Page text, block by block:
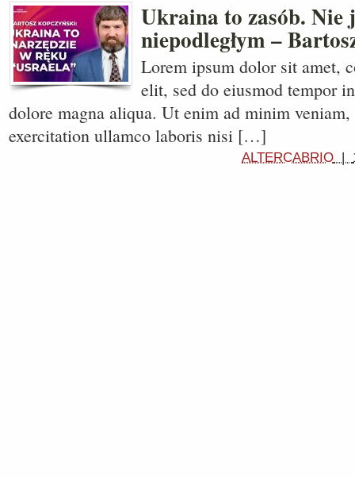
Ukraina to zasób. Nie
niepodległym –
Lorem ipsum dolor sit amet,
elit, sed do eiusmod tempor
dolore magna aliqua. Ut enim ad minim
exercitation ullamco laboris nisi […]
ALTERCABRIO |